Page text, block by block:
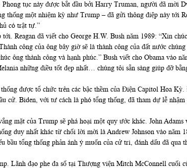
tục này được bắt đầu bởi Harry Truman, người đã mời
thống một nhiệm kỳ như Trump – đã gửi thông điệp này tới
có trật tự.”
Reagan đã viết cho George H.W. Bush năm 1989: “Xin
công của ông bây giờ sẽ là thành công của đất nước
ông thành công và hạnh phúc.” Bush viết cho Obama vào
những điều tốt đẹp nhất… chúng tôi sẵn sàng giúp đỡ
được tổ chức trên các bậc thềm của Điện Capitol Hoa
cử. Biden, với tư cách là phó tổng thống, đã tham dự lễ
mặt của Trump sẽ phá hoại một quy ước khác. John Adams
duy nhất khác từ ​​chối lời mời là Andrew Johnson vào năm
tổng thống phản ánh ý muốn của cử tri, đánh dấu đã qua
Lãnh đạo phe đa số tại Thượng viện Mitch McConnell cuối